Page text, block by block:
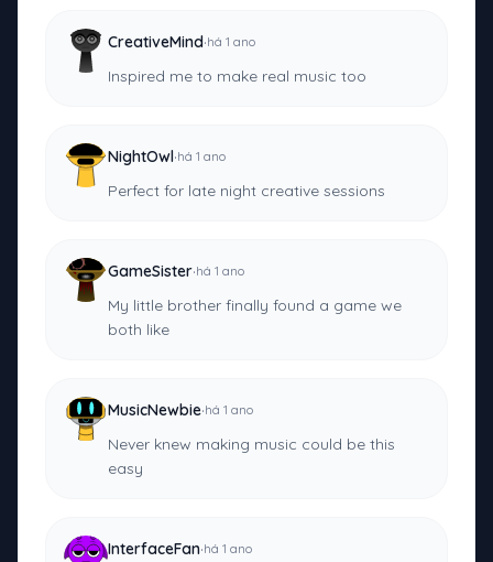
CreativeMind·há 1 ano
Inspired me to make real music too
NightOwl·há 1 ano
Perfect for late night creative sessions
GameSister·há 1 ano
My little brother finally found a game we
both like
MusicNewbie·há 1 ano
Never knew making music could be this
easy
InterfaceFan·há 1 ano